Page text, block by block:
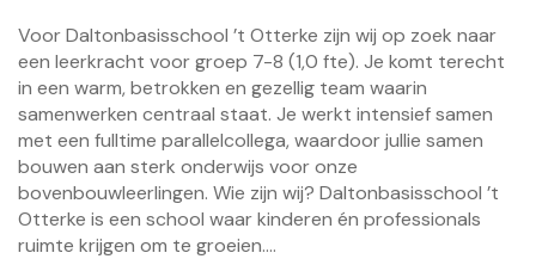
Voor Daltonbasisschool ’t Otterke zijn wij op zoek naar
een leerkracht voor groep 7-8 (1,0 fte). Je komt terecht
in een warm, betrokken en gezellig team waarin
samenwerken centraal staat. Je werkt intensief samen
met een fulltime parallelcollega, waardoor jullie samen
bouwen aan sterk onderwijs voor onze
bovenbouwleerlingen. Wie zijn wij? Daltonbasisschool ’t
Otterke is een school waar kinderen én professionals
ruimte krijgen om te groeien....